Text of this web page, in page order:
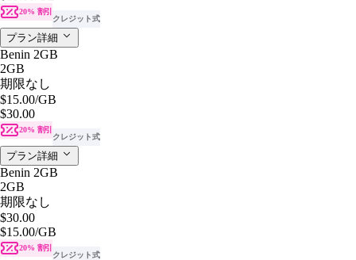
20% 割引
クレジット式
プラン詳細
Benin 2GB
2GB
期限なし
$15.00/GB
$30.00
20% 割引
クレジット式
プラン詳細
Benin 2GB
2GB
期限なし
$30.00
$15.00/GB
20% 割引
クレジット式